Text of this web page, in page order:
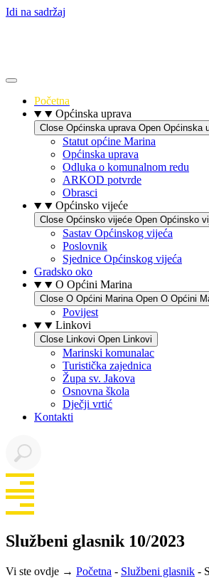
Idi na sadržaj
Početna
Općinska uprava
Close Općinska uprava Open Općinska
Statut općine Marina
Općinska uprava
Odluka o komunalnom redu
ARKOD potvrde
Obrasci
Općinsko vijeće
Close Općinsko vijeće Open Općinsko
Sastav Općinskog vijeća
Poslovnik
Sjednice Općinskog vijeća
Gradsko oko
O Općini Marina
Close O Općini Marina Open O Općini
Povijest
Linkovi
Close Linkovi Open Linkovi
Marinski komunalac
Turistička zajednica
Župa sv. Jakova
Osnovna škola
Dječji vrtić
Kontakti
Službeni glasnik 10/2023
Vi ste ovdje → Početna - Službeni glasnik -